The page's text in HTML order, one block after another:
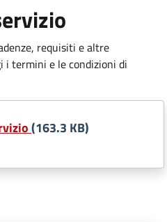
requisiti e altre
termini e le condizioni di
(163.3 KB)